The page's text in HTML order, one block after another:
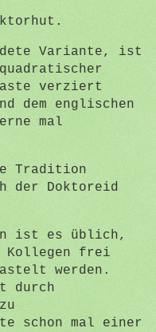
Variante, ist
verziert
dem englischen
mal
Tradition
der Doktoreid
ist es üblich,
Kollegen frei
werden.
durch
schon mal einer